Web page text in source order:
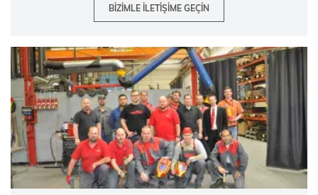
BIZIMLE ILETIŞIME GEÇIN